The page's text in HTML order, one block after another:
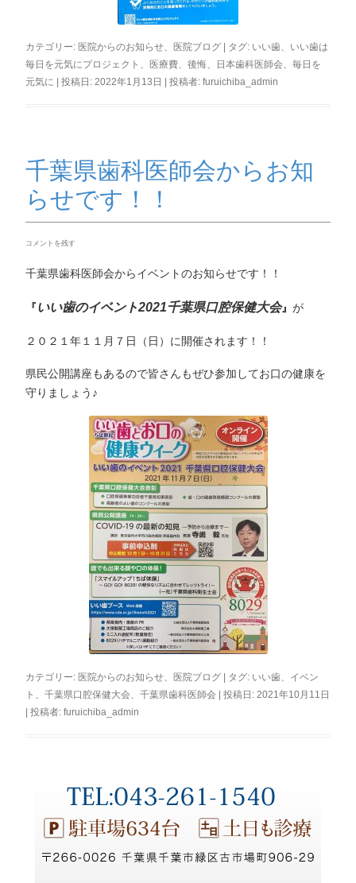
カテゴリー: 医院からのお知らせ、 医院ブログ | タグ: いい歯、 いい歯は
毎日を元気にプロジェクト 、 医療費、後悔、 日本歯科医師会、毎日を
元気に | 投稿日:2022年1月13日 |投稿者:furuichiba_admin
千葉県歯科医師会からお知
らせです！！
コメントを残す
千葉県歯科医師会からイベントのお知らせです！！
『いい歯のイベント2021千葉県口腔保健大会』が
２０２１年１１月７日（日）に開催されます！！
県民公開講座もあるので皆さんもぜひ参加してお口の健康を
守りましょう♪
カテゴリー: 医院からのお知らせ 医院ブログ | タグ: いい歯
イベン
ト
、千葉県口腔保健大会 、千葉県歯科医師会 | 投稿日: 2021年10月11日
|投稿者:furuichiba_admin